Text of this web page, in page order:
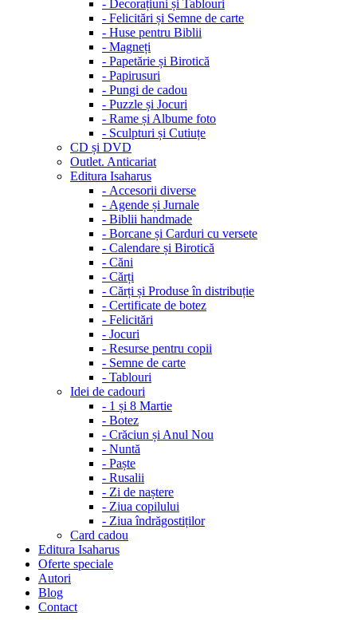
- Decorațiuni și Tablouri
- Felicitări și Semne de carte
- Huse pentru Biblii
- Magneți
- Papetărie și Birotică
- Papirusuri
- Pungi de cadou
- Puzzle și Jocuri
- Rame și Albume foto
- Sculpturi și Cutiuțe
CD și DVD
Outlet. Anticariat
Editura Isaharus
- Accesorii diverse
- Agende și Jurnale
- Biblii handmade
- Borcane și Carduri cu versete
- Calendare și Birotică
- Căni
- Cărți
- Cărți și Produse în distribuție
- Certificate de botez
- Felicitări
- Jocuri
- Resurse pentru copii
- Semne de carte
- Tablouri
Idei de cadouri
- 1 și 8 Martie
- Botez
- Crăciun și Anul Nou
- Nuntă
- Paște
- Rusalii
- Zi de naștere
- Ziua copilului
- Ziua îndrăgostiților
Card cadou
Editura Isaharus
Oferte speciale
Autori
Blog
Contact